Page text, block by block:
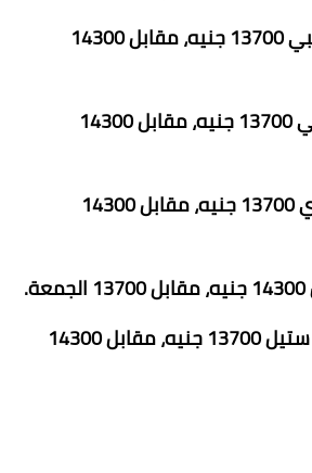
6 . سعر حديد المراكبي 13700 جنيه، مقابل 14300
7 . سعر حديد الكومي 13700 جنيه، مقابل 14300
8 . سعر حديد العشري 13700 جنيه، مقابل 14300
10 . سعر حديد مصر ستيل 13700 جنيه، مقابل 14300